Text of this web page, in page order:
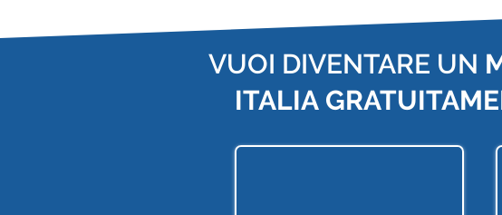
VUOI DIVENTARE UN
ITALIA